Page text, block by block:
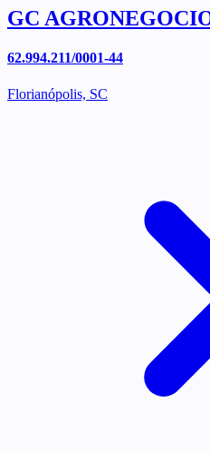
GC
62.994.211/0001-44
Florianópolis, SC